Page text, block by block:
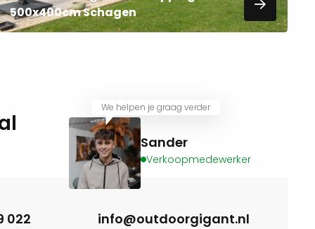
500x400cm Schagen
We helpen je graag verder
Sander
Verkoopmedewerker
022 info@outdoorgigant.nl